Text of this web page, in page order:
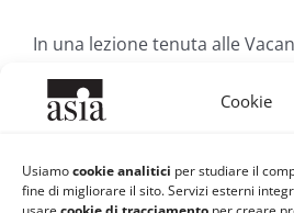
Cookie
Usiamocookie analitici per studiare il
fine di migliorare il sito. Servizi esterni
In una lezione tenuta alle
Franco Cardini parla di Islam...
Orientale e Spiritualità | Tag:
jihad ,San Tommaso Sant